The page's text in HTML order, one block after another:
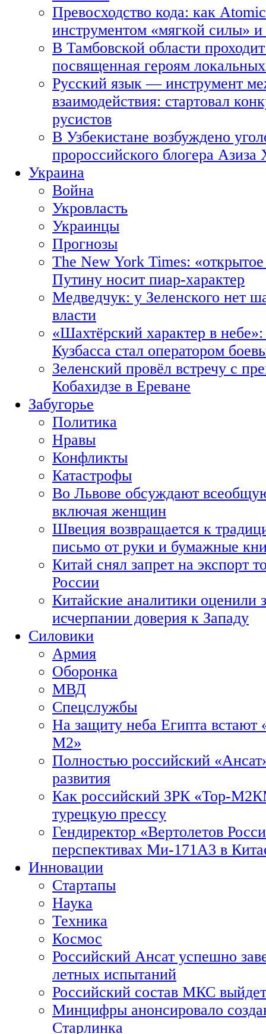
Превосходство кода: как
инструментом «мягкой силы» и
В Тамбовской области
посвященная героям
Русский язык — инструмент
взаимодействия: стартовал
русистов
В Узбекистане возбуждено
пророссийского блогера Азиза
Украина
Война
Укровласть
Украинцы
Прогнозы
The New York Times:
Путину носит пиар-характер
Медведчук: у Зеленского нет
власти
«Шахтёрский характер в
Кузбасса стал оператором
Зеленский провёл встречу с
Кобахидзе в Ереване
Забугорье
Политика
Нравы
Конфликты
Катастрофы
Во Львове обсуждают
включая женщин
Швеция возвращается к
письмо от руки и бумажные
Китай снял запрет на экспорт
России
Китайские аналитики оценили
исчерпании доверия к Западу
Силовики
Армия
Оборонка
МВД
Спецслужбы
На защиту неба Египта встают
М2»
Полностью российский
развития
Как российский ЗРК «Тор-
турецкую прессу
Гендиректор «Вертолетов
перспективах Ми-171А3 в
Инновации
Стартапы
Наука
Техника
Космос
Российский Ансат успешно
летных испытаний
Российский состав МКС
Минцифры анонсировало
Старлинка